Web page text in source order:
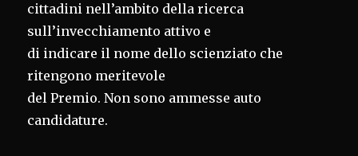
cittadini nell’ambito della ricerca
sull’invecchiamento attivo e
di indicare il nome dello scienziato che
ritengono meritevole
del Premio. Non sono ammesse auto
candidature.